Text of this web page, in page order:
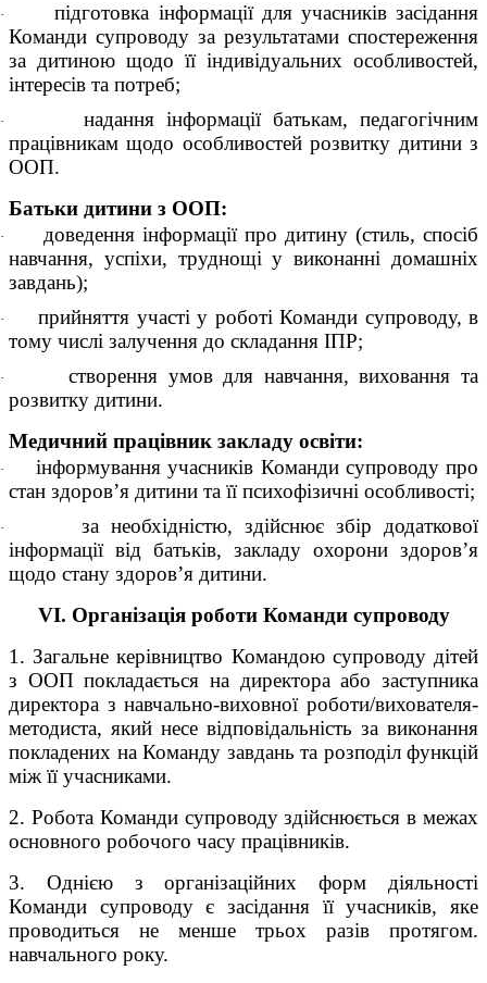
·
підготовка інформації для учасників засідання
Команди супроводу за результатами спостереження
за дитиною щодо її індивідуальних особливостей,
інтересів та потреб;
·
надання інформації батькам, педагогічним
працівникам щодо особливостей розвитку дитини з
ООП.
Батьки дитини з ООП:
·
доведення інформації про дитину (стиль, спосіб
навчання, успіхи, труднощі у виконанні домашніх
завдань);
·
прийняття участі у роботі Команди супроводу, в
тому числі залучення до складання ІПP;
·
створення умов для навчання, виховання та
розвитку дитини.
Медичний працівник закладу освіти:
·
інформування учасників Команди супроводу про
стан здоров’я дитини та її психофізичні особливості;
·
за необхідністю, здійснює збір додаткової
інформації від батьків, закладу охорони здоров’я
щодо стану здоров’я дитини.
VI. Організація роботи Команди супроводу
1. Загальне керівництво Командою супроводу дітей
з ООП покладається на директора або заступника
директора з навчально-виховної роботи/вихователя-
методиста, який несе відповідальність за виконання
покладених на Команду завдань та розподіл функцій
між її учасниками.
2. Робота Команди супроводу здійснюється в межах
основного робочого часу працівників.
3. Однією з організаційних форм діяльності
Команди супроводу є засідання її учасників, яке
проводиться не менше трьох разів протягом.
навчального року.